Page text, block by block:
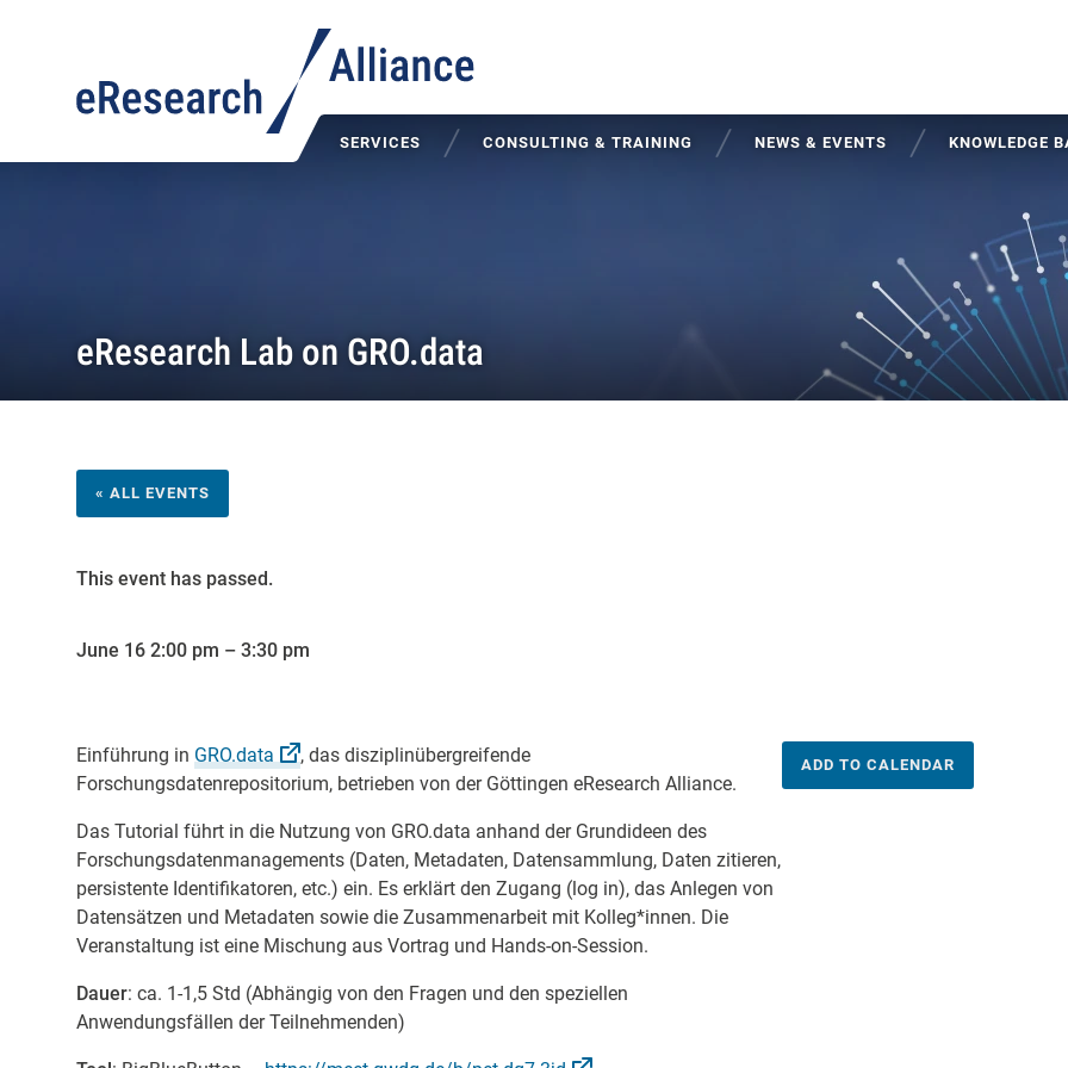
SERVICES CONSULTING & TRAINING NEWS & EVENTS KNOWLEDGE
eResearch Lab on GRO.data
« ALL EVENTS
This event has passed.
June 16 2:00 pm – 3:30 pm
Einführung in GRO.data
, das disziplinübergreifende
Forschungsdatenrepositorium, betrieben von der Göttingen eResearch Alliance.
Das Tutorial führt in die Nutzung von GRO.data anhand der Grundideen des
Forschungsdatenmanagements (Daten, Metadaten, Datensammlung, Daten zitieren,
persistente Identifikatoren, etc.) ein. Es erklärt den Zugang (log in), das Anlegen von
Datensätzen und Metadaten sowie die Zusammenarbeit mit Kolleg*innen. Die
Veranstaltung ist eine Mischung aus Vortrag und Hands-on-Session.
Dauer: ca. 1-1,5 Std (Abhängig von den Fragen und den speziellen
Anwendungsfällen der Teilnehmenden)
ADD TO CALENDAR